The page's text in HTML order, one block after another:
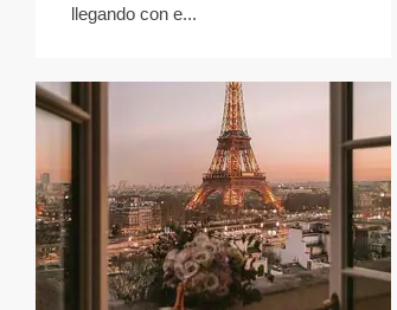
llegando con e...